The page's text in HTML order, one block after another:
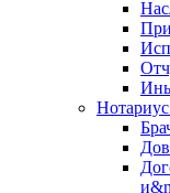
Нотариус